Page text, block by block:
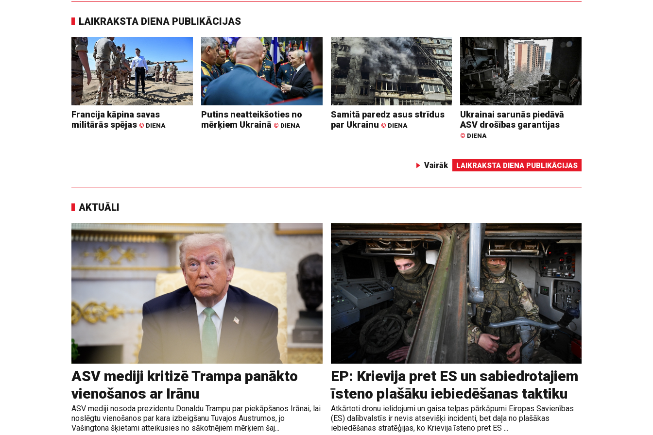
LAIKRAKSTA DIENA PUBLIKĀCIJAS
Francija kāpina savas
militārās spējas © DIENA
Putins neatteikšoties no
mērķiem Ukrainā © DIENA
Samitā paredz asus strīdus
par Ukrainu © DIENA
Ukrainai sarunās piedāvā
ASV drošības garantijas
© DIENA
Vairāk LAIKRAKSTA DIENA PUBLIKĀCIJAS
AKTUĀLI
ASV mediji kritizē Trampa panākto
vienošanos ar Irānu
ASV mediji nosoda prezidentu Donaldu Trampu par piekāpšanos Irānai, lai
noslēgtu vienošanos par kara izbeigšanu Tuvajos Austrumos, jo
Vašingtona šķietami atteikusies no sākotnējiem mērķiem šaj...
EP: Krievija pret ES un sabiedrotajiem
īsteno plašāku iebiedēšanas taktiku
Atkārtoti dronu ielidojumi un gaisa telpas pārkāpumi Eiropas Savienības
(ES) dalībvalstīs ir nevis atsevišķi incidenti, bet daļa no plašākas
iebiedēšanas stratēģijas, ko Krievija īsteno pret ES ...